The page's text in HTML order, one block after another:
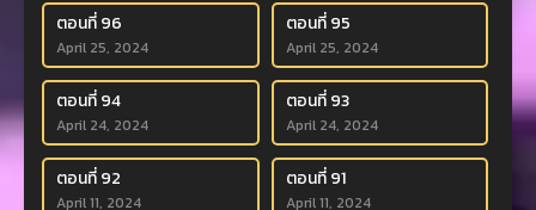
ตอนที่ 96
April 25, 2024
ตอนที่ 95
April 25, 2024
ตอนที่ 94
April 24, 2024
ตอนที่ 93
April 24, 2024
ตอนที่ 92
April 11, 2024
ตอนที่ 91
April 11, 2024